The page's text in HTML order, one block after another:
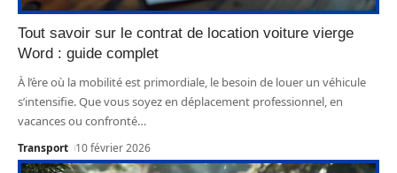
Tout savoir sur le contrat de location voiture vierge
Word : guide complet
À l’ère où la mobilité est primordiale, le besoin de louer un véhicule
s’intensifie. Que vous soyez en déplacement professionnel, en
vacances ou confronté…
Transport 10 février 2026